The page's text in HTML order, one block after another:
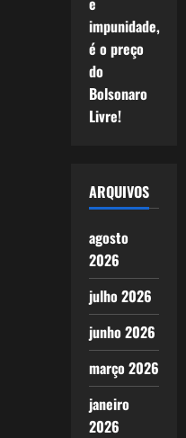
impunidade,
é o preço
do
Bolsonaro
Livre!
ARQUIVOS
agosto
2026
julho 2026
junho 2026
março 2026
janeiro
2026